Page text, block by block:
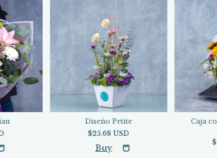
Diseño Petite
$25.68 USD
Caja